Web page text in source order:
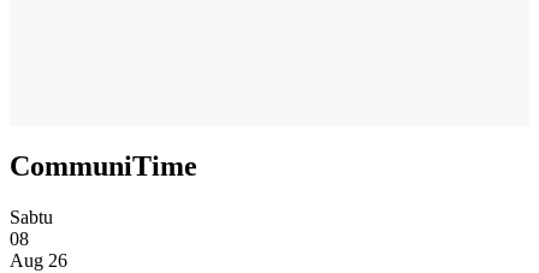
CommuniTime
Sabtu
08
Aug 26